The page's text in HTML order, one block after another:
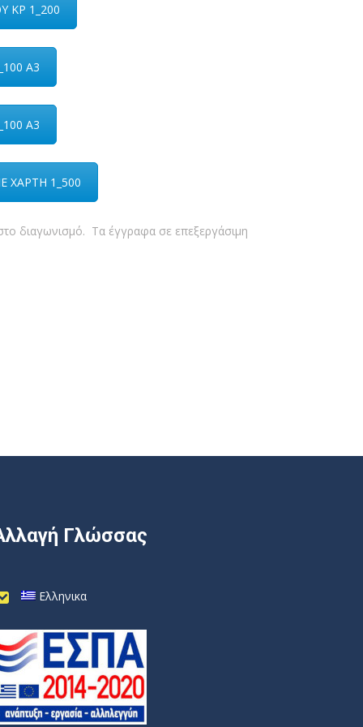
ΚΡ 1_200
Α3
Α3
ΧΑΡΤΗ 1_500
διαγωνισμό. Τα έγγραφα σε επεξεργάσιμη
Γλώσσας
Ελληνικα